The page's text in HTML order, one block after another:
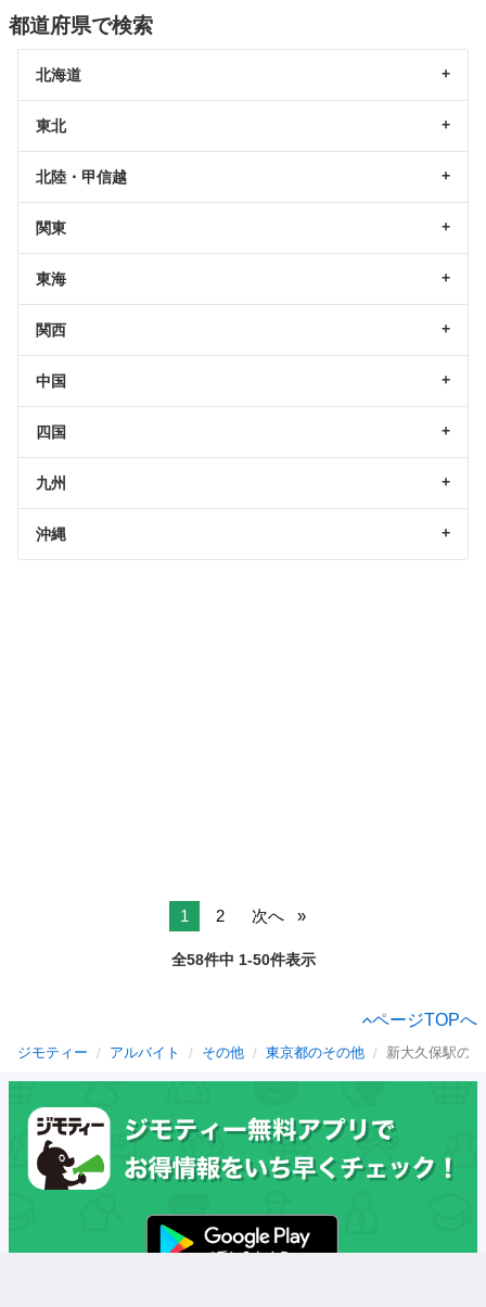
都道府県で検索
北海道
東北
北陸・甲信越
関東
東海
関西
中国
四国
九州
沖縄
1 2 次へ
全58件中 1-50件表示
ページTOPへ
ジモティー アルバイト その他 東京都のその他 新大久保駅の